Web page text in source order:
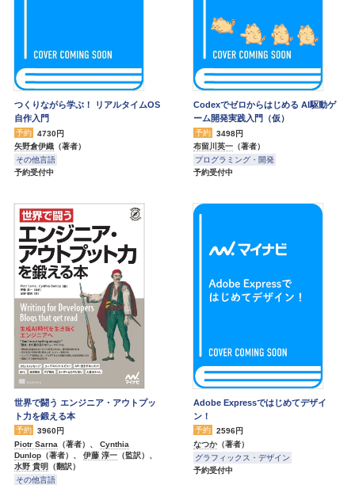
つくりながら学ぶ！ リアルタイムOS
自作入門
予約
4730円
矢野倉伊織 （著者）
その他言語
予約受付中
Codexでゼロからはじめる AI駆動ゲ
ーム開発実践入門（仮）
予約
3498円
布留川英一 （著者）
プログラミング・開発
予約受付中
世界で闘う エンジニア・アウトプッ
ト力を鍛える本
予約
3960円
Piotr Sarna （著者）、 Cynthia
Dunlop （著者）、 伊藤 淳一 （監訳）、
水野 貴明 （翻訳）
その他言語
Adobe Expressではじめてデザイ
ン！
予約
2596円
なつか （著者）
グラフィックス・デザイン
予約受付中